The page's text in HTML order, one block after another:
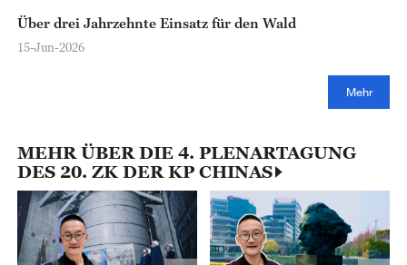
Über drei Jahrzehnte Einsatz für den Wald
15-Jun-2026
Mehr
MEHR ÜBER DIE 4. PLENARTAGUNG
DES 20. ZK DER KP CHINAS